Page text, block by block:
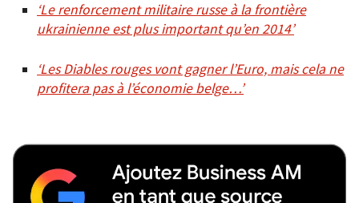
‘Le renforcement militaire russe à la frontière
ukrainienne est plus important qu’en 2014’
‘Les Diables rouges vont gagner l’Euro, mais cela ne
profitera pas à l’économie belge…’